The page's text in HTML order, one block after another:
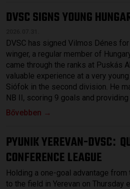
DVSC SIGNS YOUNG
DVSC has signed Vilmos Dénes
winger, a regular member of
came through the ranks at Puskás
valuable experience at a very
Siófok in the second division. He
NB II, scoring 9 goals and providing
Bővebben →
PYUNIK YEREVAN-DVSC:
CONFERENCE LEAGUE
Holding a one-goal advantage
to the field in Yerevan on Thursday